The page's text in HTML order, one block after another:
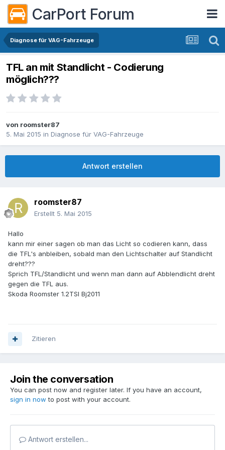
CarPort Forum
Diagnose für VAG-Fahrzeuge
TFL an mit Standlicht - Codierung
möglich???
von roomster87
5. Mai 2015 in Diagnose für VAG-Fahrzeuge
Antwort erstellen
roomster87
Erstellt 5. Mai 2015
Hallo
kann mir einer sagen ob man das Licht so codieren kann, dass
die TFL's anbleiben, sobald man den Lichtschalter auf Standlicht
dreht???
Sprich TFL/Standlicht und wenn man dann auf Abblendlicht dreht
gegen die TFL aus.
Skoda Roomster 1.2TSI Bj2011
Zitieren
Join the conversation
You can post now and register later. If you have an account,
sign in now to post with your account.
Antwort erstellen...